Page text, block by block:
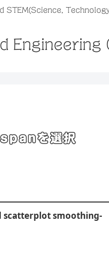
STEM(Science,
を選択
scatterplot smoothing-